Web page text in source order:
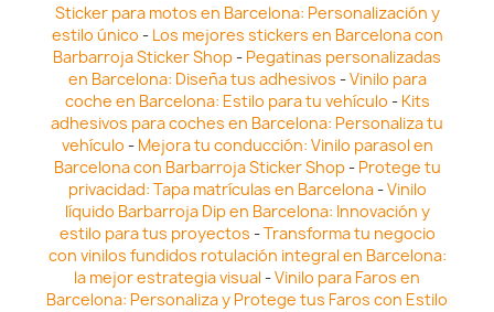
Sticker para motos en Barcelona: Personalización y
estilo único - Los mejores stickers en Barcelona con
Barbarroja Sticker Shop- Pegatinas personalizadas
en Barcelona: Diseña tus adhesivos -Vinilo para
coche en Barcelona: Estilo para tu vehículo - Kits
adhesivos para coches en Barcelona: Personaliza tu
vehículo - Mejora tu conducción: Vinilo parasol en
Barcelona con Barbarroja Sticker Shop- Protege tu
privacidad: Tapa matrículas en Barcelona-Vinilo
líquido Barbarroja Dip en Barcelona: Innovación y
estilo para tus proyectos -Transforma tu negocio
con vinilos fundidos rotulación integral en Barcelona:
la mejor estrategia visual -Vinilo para Faros en
Barcelona: Personaliza y Protege tus Faros con Estilo